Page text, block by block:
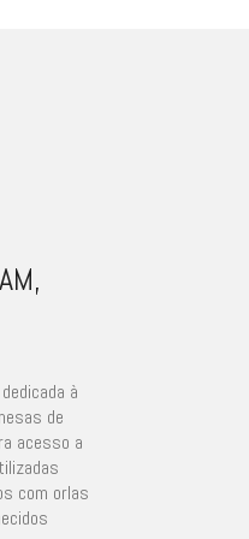
à
de
acesso a
com orlas